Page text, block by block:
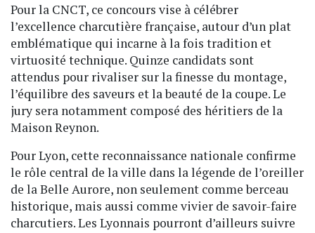
Pour la CNCT, ce concours vise à célébrer
l’excellence charcutière française, autour d’un plat
emblématique qui incarne à la fois tradition et
virtuosité technique. Quinze candidats sont
attendus pour rivaliser sur la finesse du montage,
l’équilibre des saveurs et la beauté de la coupe. Le
jury sera notamment composé des héritiers de la
Maison Reynon.
Pour Lyon, cette reconnaissance nationale confirme
le rôle central de la ville dans la légende de l’oreiller
de la Belle Aurore, non seulement comme berceau
historique, mais aussi comme vivier de savoir-faire
charcutiers. Les Lyonnais pourront d’ailleurs suivre